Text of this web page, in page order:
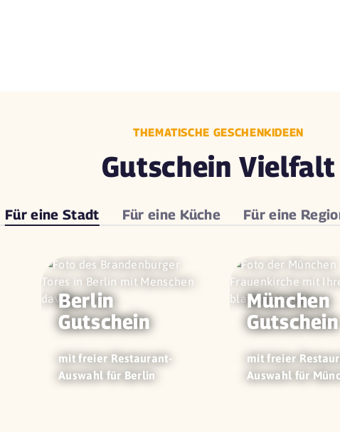
THEMATISCHE GESCHENKIDEEN
Gutschein Vielfalt
Für eineStadt Für eine Küche Für eine
Berlin
Gutschein
mit freier Restaurant-
Auswahl für Berlin
München
Gutschein
mit freier
Auswahl für